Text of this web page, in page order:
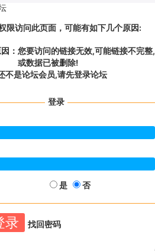
限访问此页面，可能有如下几个原因:
：您要访问的链接无效,可能链接不完整,
或数据已被删除!
不是论坛会员,请先登录论坛
登录
是 否
找回密码